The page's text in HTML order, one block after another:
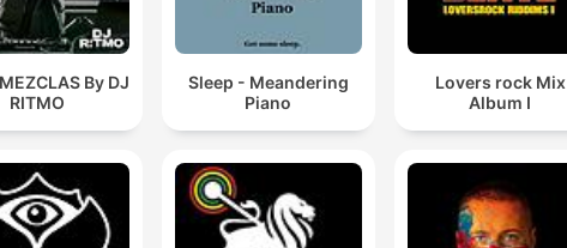
By DJ
RITMO
Sleep - Meandering
Piano
Lovers rock Mix
Album I